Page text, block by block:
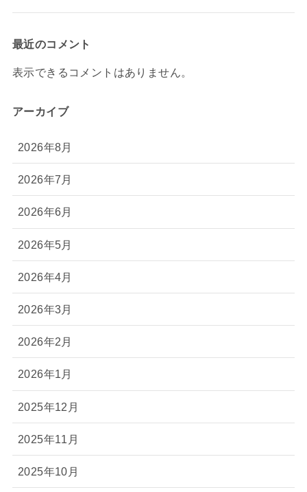
最近のコメント
表示できるコメントはありません。
アーカイブ
2026年8月
2026年7月
2026年6月
2026年5月
2026年4月
2026年3月
2026年2月
2026年1月
2025年12月
2025年11月
2025年10月